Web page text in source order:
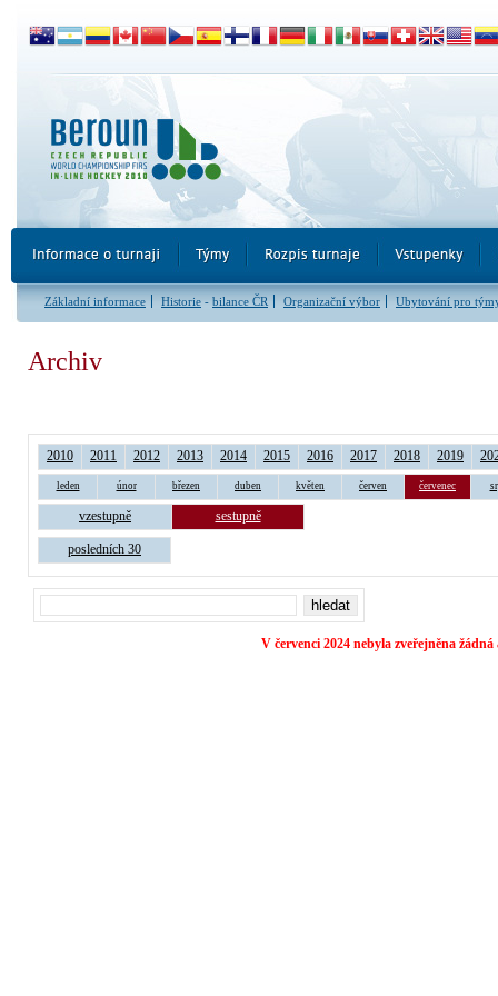
Základní informace Historie - bilance ČR Organizační výbor Ubytování pro
Archiv
2010 2011 2012 2013 2014 2015 2016 2017 2018 2019
leden únor březen duben květen červen červenec
vzestupně sestupně
posledních 30
V červenci 2024 nebyla zveřejněna